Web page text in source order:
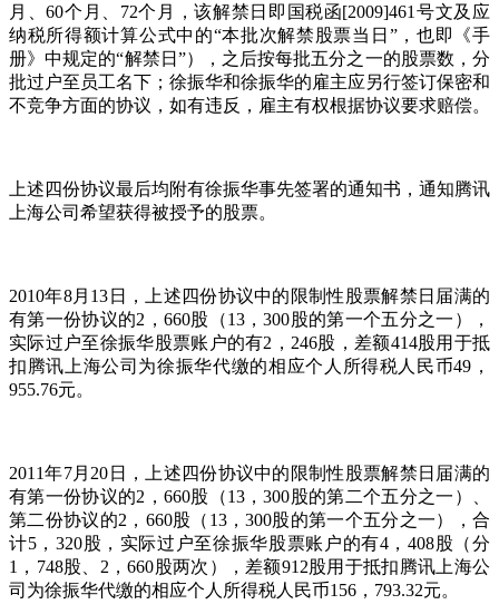
月、60个月、72个月，该解禁日即国税函[2009]461号文及应
纳税所得额计算公式中的“本批次解禁股票当日”，也即《手
册》中规定的“解禁日”），之后按每批五分之一的股票数，分
批过户至员工名下；徐振华和徐振华的雇主应另行签订保密和
不竞争方面的协议，如有违反，雇主有权根据协议要求赔偿。
上述四份协议最后均附有徐振华事先签署的通知书，通知腾讯
上海公司希望获得被授予的股票。
2010年8月13日，上述四份协议中的限制性股票解禁日届满的
有第一份协议的2，660股（13，300股的第一个五分之一），
实际过户至徐振华股票账户的有2，246股，差额414股用于抵
扣腾讯上海公司为徐振华代缴的相应个人所得税人民币49，
955.76元。
2011年7月20日，上述四份协议中的限制性股票解禁日届满的
有第一份协议的2，660股（13，300股的第二个五分之一）、
第二份协议的2，660股（13，300股的第一个五分之一），合
计5，320股，实际过户至徐振华股票账户的有4，408股（分
1，748股、2，660股两次），差额912股用于抵扣腾讯上海公
司为徐振华代缴的相应个人所得税人民币156，793.32元。